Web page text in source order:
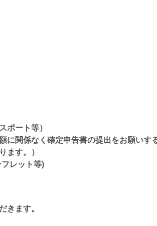
ポート等）
関係なく確定申告書の提出をお願いす
ます。）
レット等)
きます。